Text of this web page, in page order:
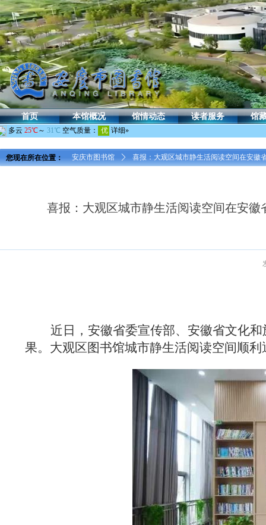
首页 本馆概况 馆情动态 读者服务 馆
喜报：大观区城市静生活阅读空间在安
近日，安徽省委宣传部、安徽省文化
果。 大观区图书馆城市静生活阅读空间顺利
您现在所在位置： 安庆市图书馆 ꄲ 喜报：大观区城市静生活阅读空间在安徽